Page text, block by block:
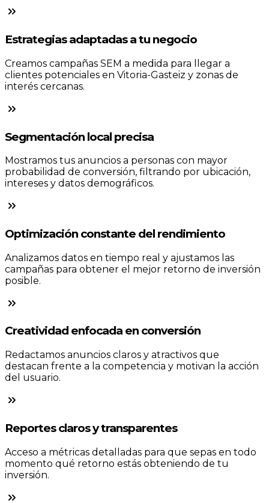
Estrategias adaptadas a tu negocio
Creamos campañas SEM a medida para llegar a
clientes potenciales en Vitoria-Gasteiz y zonas de
interés cercanas.
Segmentación local precisa
Mostramos tus anuncios a personas con mayor
probabilidad de conversión, filtrando por ubicación,
intereses y datos demográficos.
Optimización constante del rendimiento
Analizamos datos en tiempo real y ajustamos las
campañas para obtener el mejor retorno de inversión
posible.
Creatividad enfocada en conversión
Redactamos anuncios claros y atractivos que
destacan frente a la competencia y motivan la acción
del usuario.
Reportes claros y transparentes
Acceso a métricas detalladas para que sepas en todo
momento qué retorno estás obteniendo de tu
inversión.